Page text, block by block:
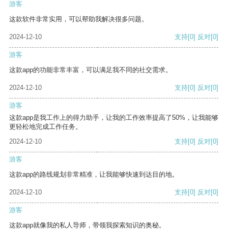
游客
这款软件非常实用，可以帮助我解决很多问题。
2024-12-10 支持[0] 反对[0]
游客
这款app的功能非常丰富，可以满足我不同的社交需求。
2024-12-10 支持[0] 反对[0]
游客
这款app是我工作上的得力助手，让我的工作效率提高了50%，让我能够
更轻松地完成工作任务。
2024-12-10
支持[0] 反对[0]
游客
这款app的路线规划非常精准，让我能够快速到达目的地。
2024-12-10 支持[0] 反对[0]
游客
这款app就像我的私人导师，带领我探索知识的奥秘。